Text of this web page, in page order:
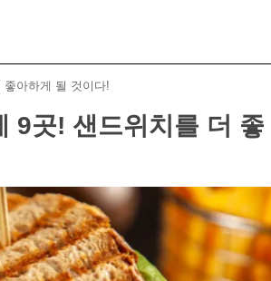
아하게 될 것이다!
9곳! 샌드위치를 더 좋